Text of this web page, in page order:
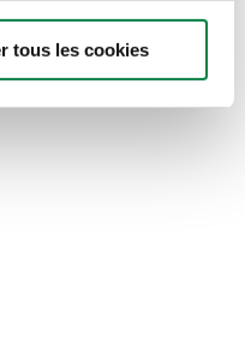
tous les cookies